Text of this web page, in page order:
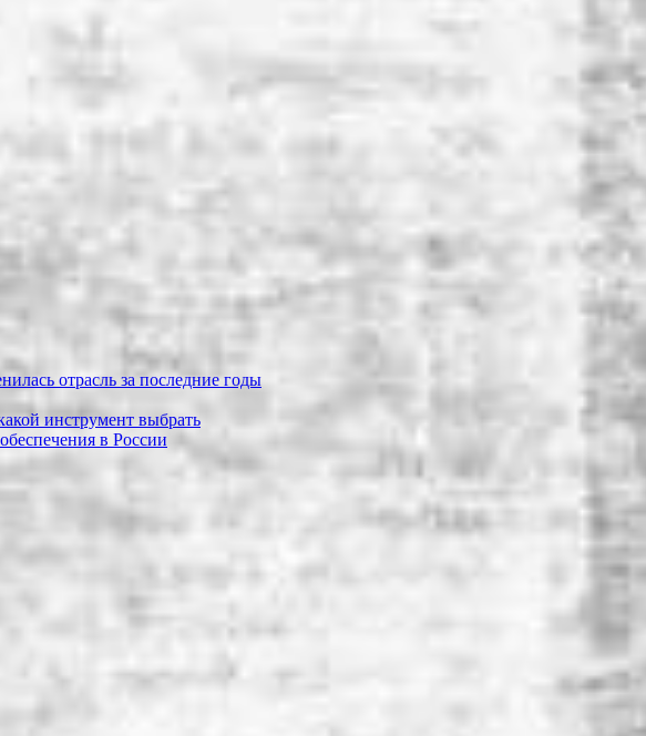
отрасль за последние годы
инструмент выбрать
в России